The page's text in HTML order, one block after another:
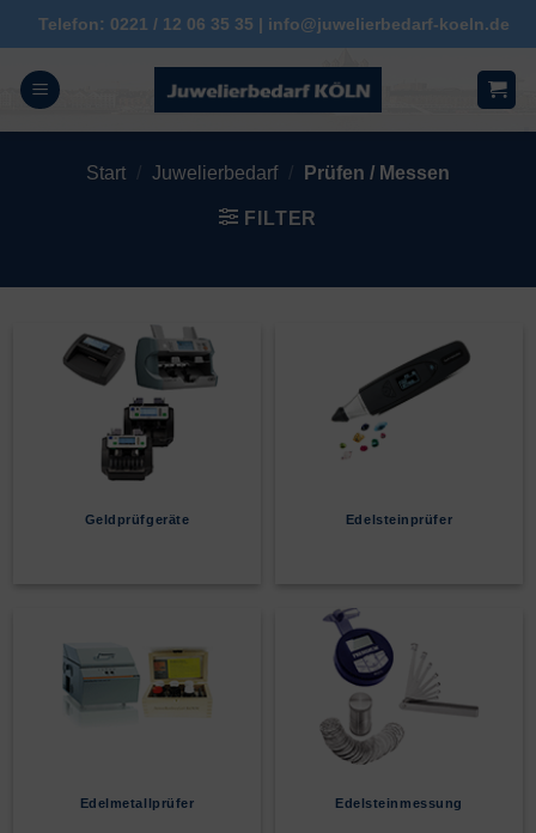
Zum
Inhalt
springen
Telefon: 0221 / 12 06 35 35 | info@juwelierbedarf-koeln.de
Start / Juwelierbedarf / Prüfen / Messen
FILTER
Geldprüfgeräte Edelsteinprüfer
Edelmetallprüfer Edelsteinmessung